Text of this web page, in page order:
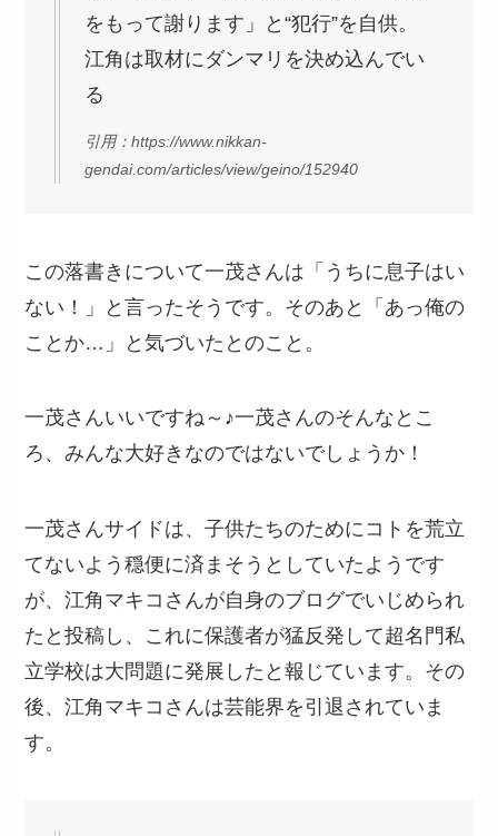
をもって謝ります」と“犯行”を自供。
江角は取材にダンマリを決め込んでい
る
引用：https://www.nikkan-
gendai.com/articles/view/geino/152940
この落書きについて一茂さんは「うちに息子はい
ない！」と言ったそうです。そのあと「あっ俺の
ことか…」と気づいたとのこと。
一茂さんいいですね～♪一茂さんのそんなとこ
ろ、みんな大好きなのではないでしょうか！
一茂さんサイドは、子供たちのためにコトを荒立
てないよう穏便に済まそうとしていたようです
が、江角マキコさんが自身のブログでいじめられ
たと投稿し、これに保護者が猛反発して超名門私
立学校は大問題に発展したと報じています。その
後、江角マキコさんは芸能界を引退されていま
す。